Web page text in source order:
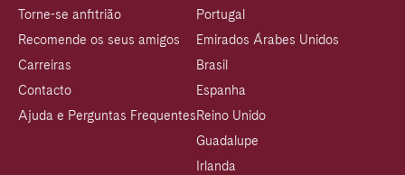
Torne-se anfitrião
Recomende os seus amigos
Carreiras
Contacto
Ajuda e Perguntas Frequentes
Portugal
Emirados Árabes Unidos
Brasil
Espanha
Reino Unido
Guadalupe
Irlanda